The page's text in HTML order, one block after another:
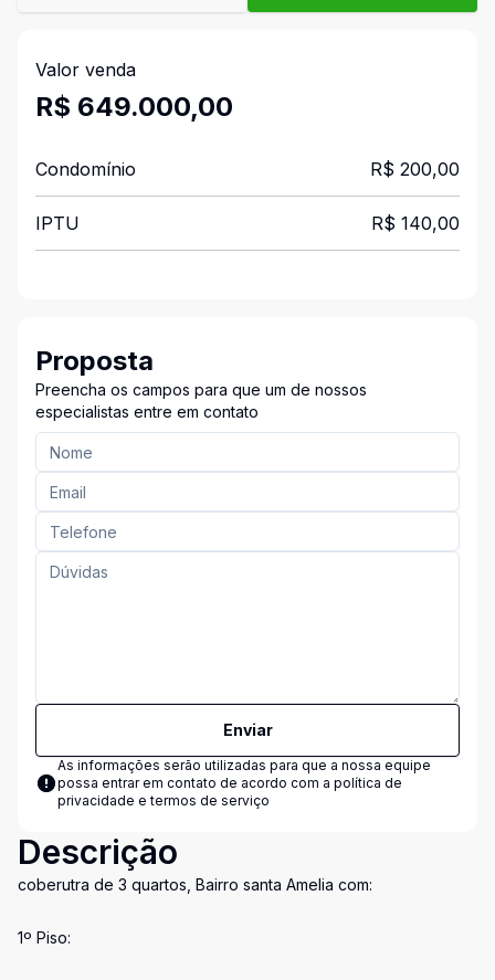
Valor venda
R$ 649.000,00
Condomínio R$ 200,00
IPTU R$ 140,00
Proposta
Preencha os campos para que um de nossos
especialistas entre em contato
Enviar
As informações serão utilizadas para que a nossa equipe
possa entrar em contato de acordo com a política de
privacidade e termos de serviço
Descrição
coberutra de 3 quartos, Bairro santa Amelia com:
1º Piso: